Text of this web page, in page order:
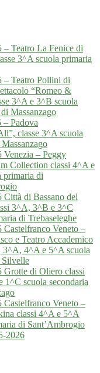
– Teatro La Fenice di
3^A scuola primaria
– Teatro Pollini di
“Romeo &
3^A e 3^B scuola
Massanzago
– Padova
classe 3^A scuola
Venezia – Peggy
Collection classi 4^A e
primaria di
Città di Bassano del
3^A, 3^B e 3^C
di Trebaseleghe
Castelfranco Veneto –
e Teatro Accademico
3^A, 4^A e 5^A scuola
Grotte di Oliero classi
1^C scuola secondaria
Castelfranco Veneto –
classi 4^A e 5^A
di Sant’Ambrogio
2026